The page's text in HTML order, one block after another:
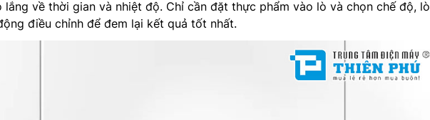
lắng về thời gian và nhiệt độ. Chỉ cần đặt thực phẩm vào lò và chọn chế độ, lò
điều chỉnh để đem lại kết quả tốt nhất.